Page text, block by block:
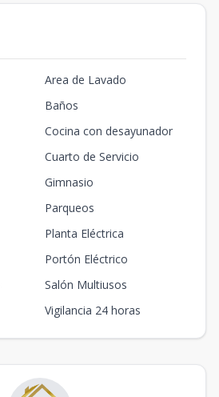
Area de Lavado
Baños
Cocina con desayunador
Cuarto de Servicio
Gimnasio
Parqueos
Planta Eléctrica
Portón Eléctrico
Salón Multiusos
Vigilancia 24 horas